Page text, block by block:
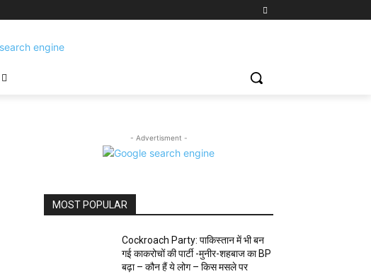
- Advertisment -
MOST POPULAR
Cockroach Party: पाकिस्तान में भी बन
गई काकरोचों की पार्टी -मुनीर-शहबाज का BP
बढ़ा – कौन हैं ये लोग – किस मसले पर